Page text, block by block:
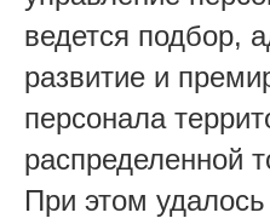
ведется подбор,
развитие и
персонала
распределенной
При этом удалось